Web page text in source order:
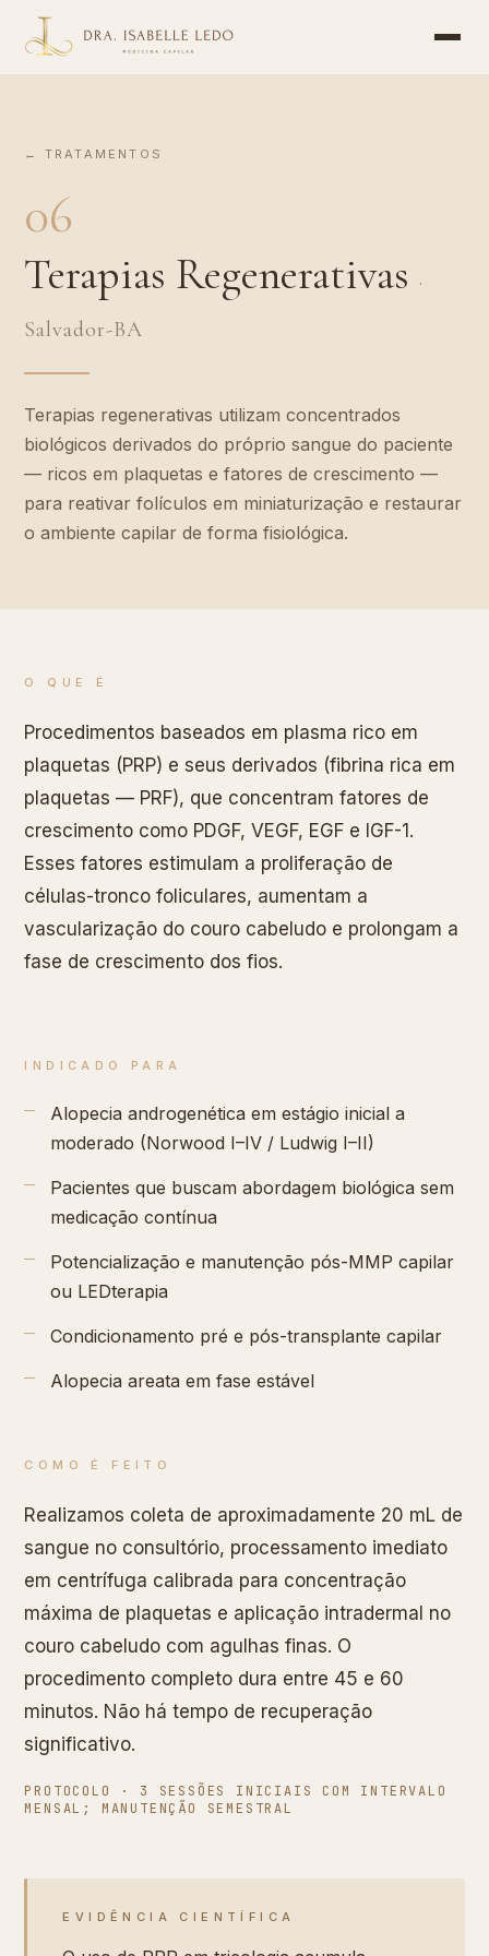
Dra. Isabelle Ledo - Tricologista em Salvador BA
Tratamentos para Queda de Cabelo em Salvador:
← TRATAMENTOS
06
Terapias Regenerativas ·
Salvador-BA
Terapias regenerativas utilizam concentrados
biológicos derivados do próprio sangue do paciente
— ricos em plaquetas e fatores de crescimento —
para reativar folículos em miniaturização e restaurar
o ambiente capilar de forma fisiológica.
O QUE É
Procedimentos baseados em plasma rico em
plaquetas (PRP) e seus derivados (fibrina rica em
plaquetas — PRF), que concentram fatores de
crescimento como PDGF, VEGF, EGF e IGF-1.
Esses fatores estimulam a proliferação de
células-tronco foliculares, aumentam a
vascularização do couro cabeludo e prolongam a
fase de crescimento dos fios.
INDICADO PARA
Alopecia androgenética em estágio inicial a
moderado (Norwood I–IV / Ludwig I–II)
Pacientes que buscam abordagem biológica sem
medicação contínua
Potencialização e manutenção pós-MMP capilar
ou LEDterapia
Condicionamento pré e pós-transplante capilar
Alopecia areata em fase estável
COMO É FEITO
Realizamos coleta de aproximadamente 20 mL de
sangue no consultório, processamento imediato
em centrífuga calibrada para concentração
máxima de plaquetas e aplicação intradermal no
couro cabeludo com agulhas finas. O
procedimento completo dura entre 45 e 60
minutos. Não há tempo de recuperação
significativo.
PROTOCOLO · 3 SESSÕES INICIAIS COM INTERVALO
MENSAL; MANUTENÇÃO SEMESTRAL
EVIDÊNCIA CIENTÍFICA